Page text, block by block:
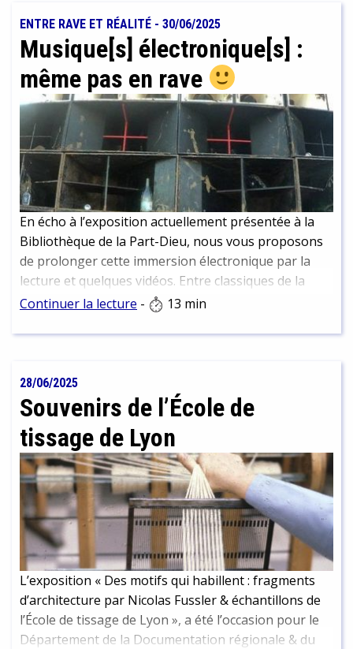
ENTRE RAVE ET RÉALITÉ - 30/06/2025
Musique[s] électronique[s] :
même pas en rave
En écho à l’exposition actuellement présentée à la
Bibliothèque de la Part-Dieu, nous vous proposons
de prolonger cette immersion électronique par la
lecture et quelques vidéos. Entre classiques de la
culture électro et nouvelles perspectives.
Continuer la lecture - 13 min
28/06/2025
Souvenirs de l’École de
tissage de Lyon
L’exposition « Des motifs qui habillent : fragments
d’architecture par Nicolas Fussler & échantillons de
l’École de tissage de Lyon », a été l’occasion pour le
Département de la Documentation régionale & du